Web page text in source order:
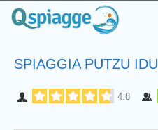
SPIAGGIA PUTZU IDU
4.8